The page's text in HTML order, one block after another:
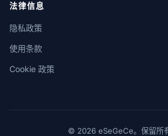
法律信息
隐私政策
使用条款
Cookie 政策
© 2026 eSeGeCe。保留所